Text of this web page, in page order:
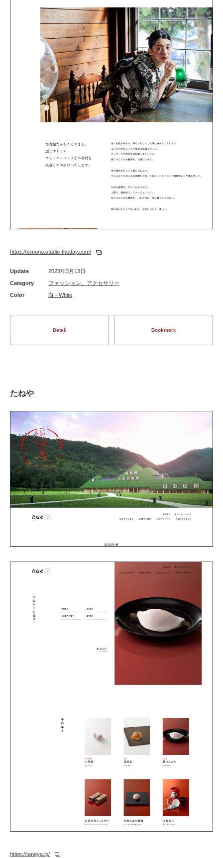
https://kimono.studio-theday.com/
Update
2023年3月13日
Category
ファッション、アクセサリー
Color
白 - White
Detail Bookmark
たねや
https://taneya.jp/